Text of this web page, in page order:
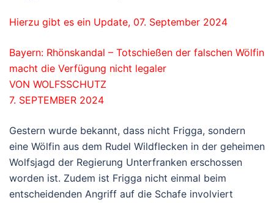
Hierzu gibt es ein Update, 07. September 2024
Bayern: Rhönskandal – Totschießen der falschen Wölfin
macht die Verfügung nicht legaler
VON WOLFSSCHUTZ
7. SEPTEMBER 2024
Gestern wurde bekannt, dass nicht Frigga, sondern
eine Wölfin aus dem Rudel Wildflecken in der geheimen
Wolfsjagd der Regierung Unterfranken erschossen
worden ist. Zudem ist Frigga nicht einmal beim
entscheidenden Angriff auf die Schafe involviert